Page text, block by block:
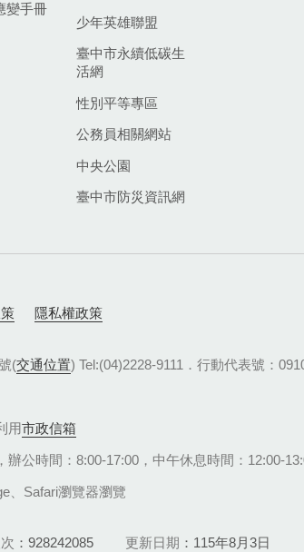
變手冊
少年英雄聯盟
臺中市永續低碳生
活網
性別平等專區
公務員相關網站
中央公園
臺中市防災資訊網
隱私權政策
(交通位置) Tel:(04)2228-9111．行動代表號：
用市政信箱
，辦公時間：8:00-17:00，中午休息時間：12:00-
、Safari瀏覽器瀏覽
928242085 更新日期 115年8月3日